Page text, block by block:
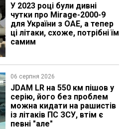
У 2023 році були дивні
чутки про Mirage-2000-9
для України з ОАЕ, а тепер
ці літаки, схоже, потрібні їм
самим
06 серпня 2026
JDAM LR на 550 км пішов у
серію, його без проблем
можна кидати на рашистів
із літаків ПС ЗСУ, втім є
певні "але"